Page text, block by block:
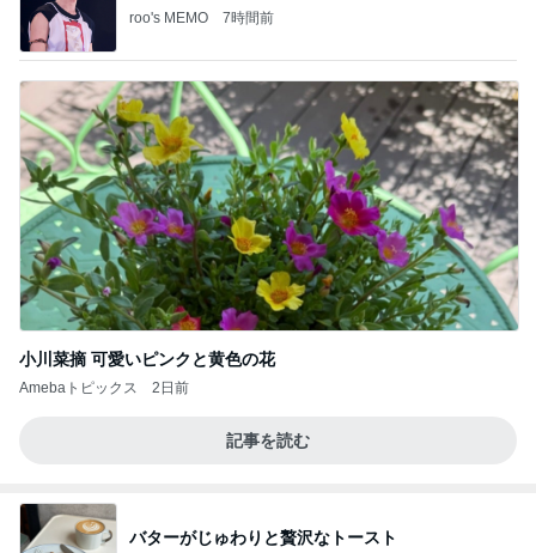
roo's MEMO 7時間前
小川菜摘 可愛いピンクと黄色の花
Amebaトピックス 2日前
記事を読む
バターがじゅわりと贅沢なトースト